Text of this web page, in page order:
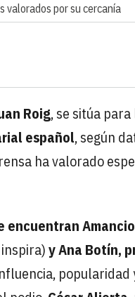
valorados por su cercanía
Roig, se sitúa
español, según
ha valorado
encuentran
y Ana Botín,